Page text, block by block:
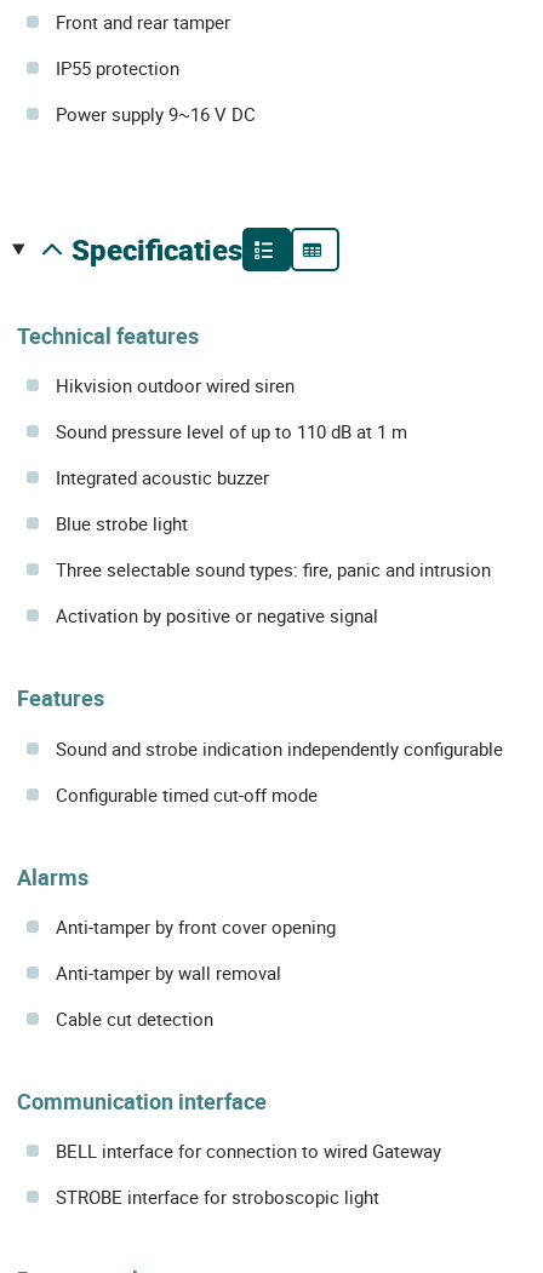
Front and rear tamper
IP55 protection
Power supply 9~16 V DC
specificaties
Technical features
Hikvision outdoor wired siren
Sound pressure level of up to 110 dB at 1 m
Integrated acoustic buzzer
Blue strobe light
Three selectable sound types: fire, panic and intrusion
Activation by positive or negative signal
Features
Sound and strobe indication independently configurable
Configurable timed cut-off mode
Alarms
Anti-tamper by front cover opening
Anti-tamper by wall removal
Cable cut detection
Communication interface
BELL interface for connection to wired Gateway
STROBE interface for stroboscopic light